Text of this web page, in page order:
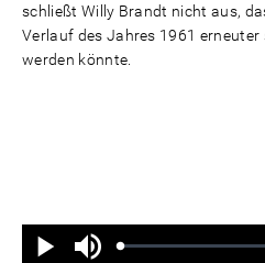
schließt Willy Brandt nicht aus,
Verlauf des Jahres 1961
werden könnte.
Wiedergabe
Ton
aus
Geladen:
Status: